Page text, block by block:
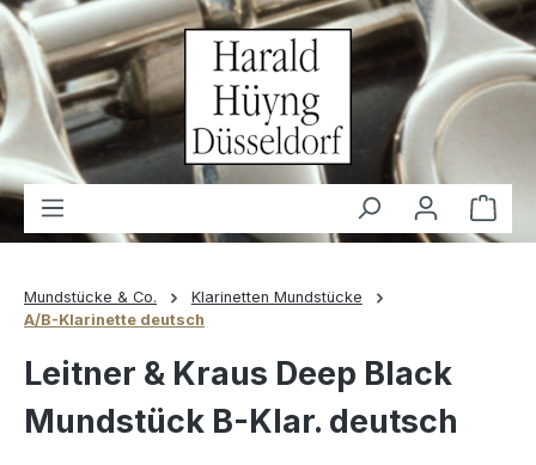
springen
Mundstücke & Co.
Klarinetten Mundstücke
A/B-Klarinette deutsch
Leitner & Kraus Deep Black
Mundstück B-Klar. deutsch